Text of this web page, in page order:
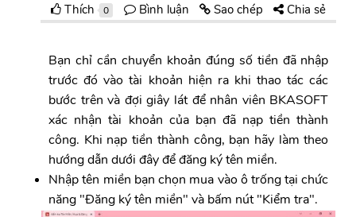
Thích 0 Bình luận Sao chép Chia sẻ
Bạn chỉ cần chuyển khoản đúng số tiền đã nhập
trước đó vào tài khoản hiện ra khi thao tác các
bước trên và đợi giây lát để nhân viên BKASOFT
xác nhận tài khoản của bạn đã nạp tiền thành
công. Khi nạp tiền thành công, bạn hãy làm theo
hướng dẫn dưới đây để đăng ký tên miền.
Nhập tên miền bạn chọn mua vào ô trống tại chức
năng "Đăng ký tên miền" và bấm nút "Kiểm tra".